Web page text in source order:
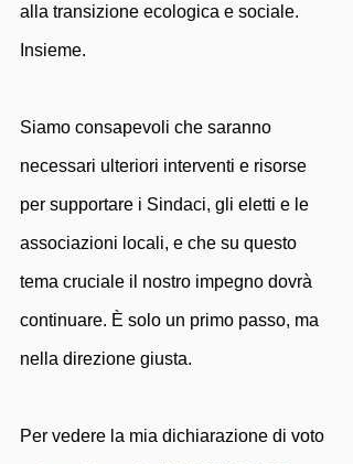
alla transizione ecologica e sociale.
Insieme.
Siamo consapevoli che saranno
necessari ulteriori interventi e risorse
per supportare i Sindaci, gli eletti e le
associazioni locali, e che su questo
tema cruciale il nostro impegno dovrà
continuare. È solo un primo passo, ma
nella direzione giusta.
Per vedere la mia dichiarazione di voto